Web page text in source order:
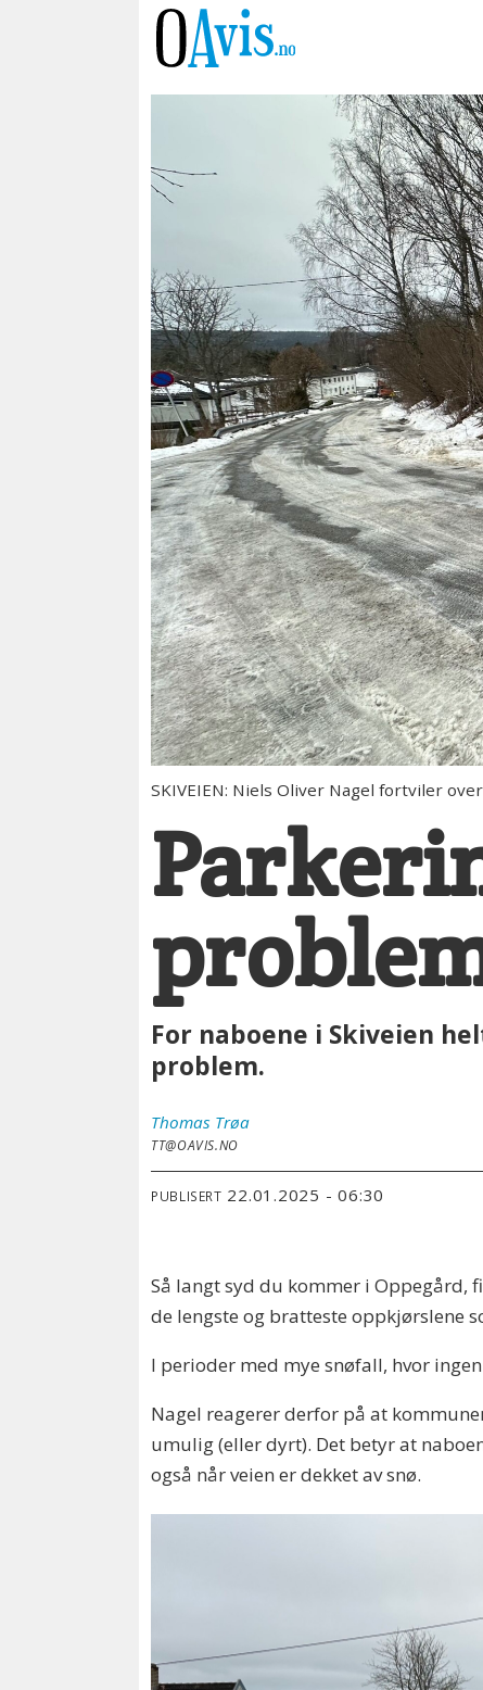
SKIVEIEN: Niels Oliver Nagel fortviler
For naboene i Skiveien
problem.
Thomas Trøa
TT@OAVIS.NO
PUBLISERT 22.01.2025 - 06:30
Så langt syd du kommer i Oppegård,
de lengste og bratteste oppkjørslene
I perioder med mye snøfall, hvor
Nagel reagerer derfor på at
umulig (eller dyrt). Det betyr at
også når veien er dekket av snø.